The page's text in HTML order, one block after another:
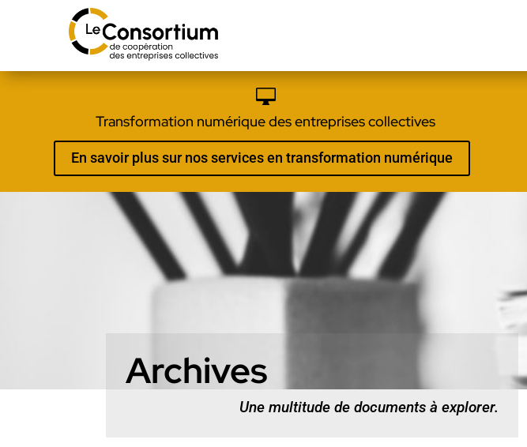

Transformation numérique des entreprises collectives
En savoir plus sur nos services en transformation numérique
Archives
Une multitude de documents à explorer.